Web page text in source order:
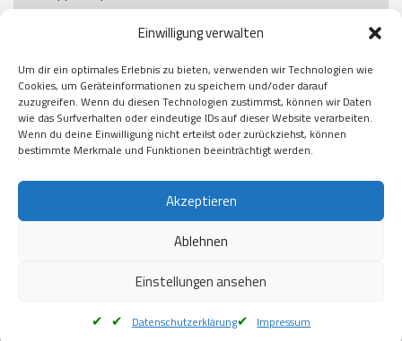
Einwilligung verwalten
Um dir ein optimales Erlebnis zu bieten, verwenden wir Technologien wie
Cookies, um Geräteinformationen zu speichern und/oder darauf
zuzugreifen. Wenn du diesen Technologien zustimmst, können wir Daten
wie das Surfverhalten oder eindeutige IDs auf dieser Website verarbeiten.
Wenn du deine Einwilligung nicht erteilst oder zurückziehst, können
bestimmte Merkmale und Funktionen beeinträchtigt werden.
Akzeptieren
Ablehnen
Einstellungen ansehen
Datenschutzerklärung Impressum
Paypal
Kauf auf Rechung
Klarna
American Express